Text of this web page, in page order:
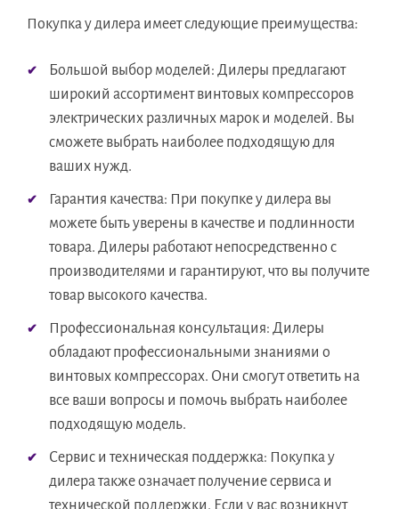
Покупка у дилера имеет следующие преимущества:
Большой выбор моделей: Дилеры предлагают
широкий ассортимент винтовых компрессоров
электрических различных марок и моделей. Вы
сможете выбрать наиболее подходящую для
ваших нужд.
Гарантия качества: При покупке у дилера вы
можете быть уверены в качестве и подлинности
товара. Дилеры работают непосредственно с
производителями и гарантируют, что вы получите
товар высокого качества.
Профессиональная консультация: Дилеры
обладают профессиональными знаниями о
винтовых компрессорах. Они смогут ответить на
все ваши вопросы и помочь выбрать наиболее
подходящую модель.
Сервис и техническая поддержка: Покупка у
дилера также означает получение сервиса и
технической поддержки. Если у вас возникнут